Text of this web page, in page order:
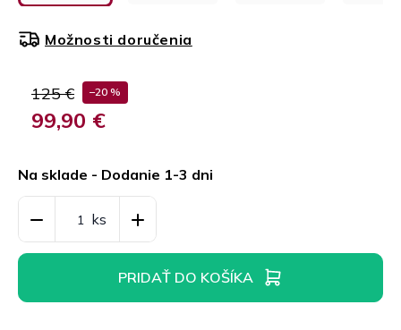
125 € –20 %
99,90 €
cena:
Na sklade - Dodanie 1-3 dni
Možnosti doručenia
PRIDAŤ DO KOŠÍKA